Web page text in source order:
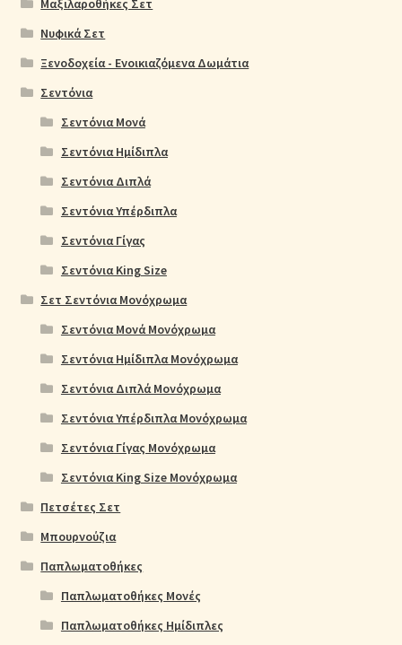
Μαξιλαροθήκες Σετ
Νυφικά Σετ
Ξενοδοχεία - Ενοικιαζόμενα Δωμάτια
Σεντόνια
Σεντόνια Μονά
Σεντόνια Ημίδιπλα
Σεντόνια Διπλά
Σεντόνια Υπέρδιπλα
Σεντόνια Γίγας
Σεντόνια King Size
Σετ Σεντόνια Μονόχρωμα
Σεντόνια Μονά Μονόχρωμα
Σεντόνια Ημίδιπλα Μονόχρωμα
Σεντόνια Διπλά Μονόχρωμα
Σεντόνια Υπέρδιπλα Μονόχρωμα
Σεντόνια Γίγας Μονόχρωμα
Σεντόνια King Size Μονόχρωμα
Πετσέτες Σετ
Μπουρνούζια
Παπλωματοθήκες
Παπλωματοθήκες Μονές
Παπλωματοθήκες Ημίδιπλες